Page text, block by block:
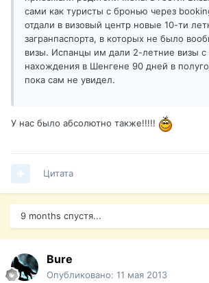
сами как туристы с бронью через
отдали в визовый центр новые 10-ти
загранпаспорта, в которых не было
визы. Испанцы им дали 2-летние визы с
нахождения в Шенгене 90 дней в
пока сам не увидел.
У нас было абсолютно также!!!!!
Цитата
9 months спустя...
Bure
Опубликовано: 11 мая 2013